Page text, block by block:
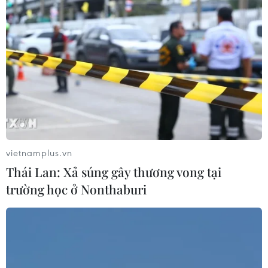
công nghệ chiến lược
05/08/2026 10:58
Hỗ trợ phụ nữ tỉnh miền núi, biên
giới khởi nghiệp gắn với khoa học
công nghệ
05/08/2026 09:39
Xem thêm
vietnamplus.vn
Thái Lan: Xả súng gây thương vong tại
trường học ở Nonthaburi